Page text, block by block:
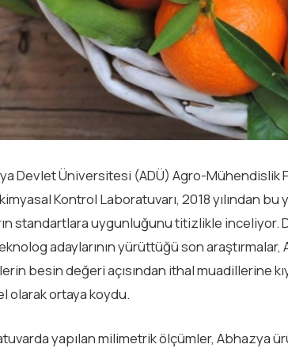
Devlet Üniversitesi (ADÜ) Agro-
Kontrol Laboratuvarı, 2018 yılından
standartlara uygunluğunu titizlikle
adaylarının yürüttüğü son
besin değeri açısından ithal muadillerine
olarak ortaya koydu.
yapılan milimetrik ölçümler, Abhazya